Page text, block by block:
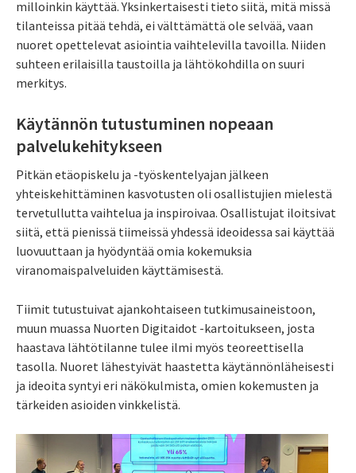
milloinkin käyttää. Yksinkertaisesti tieto siitä, mitä missä
tilanteissa pitää tehdä, ei välttämättä ole selvää, vaan
nuoret opettelevat asiointia vaihtelevilla tavoilla. Niiden
suhteen erilaisilla taustoilla ja lähtökohdilla on suuri
merkitys.
Käytännön tutustuminen nopeaan
palvelukehitykseen
Pitkän etäopiskelu ja -työskentelyajan jälkeen
yhteiskehittäminen kasvotusten oli osallistujien mielestä
tervetullutta vaihtelua ja inspiroivaa. Osallistujat iloitsivat
siitä, että pienissä tiimeissä yhdessä ideoidessa sai käyttää
luovuuttaan ja hyödyntää omia kokemuksia
viranomaispalveluiden käyttämisestä.
Tiimit tutustuivat ajankohtaiseen tutkimusaineistoon,
muun muassa Nuorten Digitaidot -kartoitukseen, josta
haastava lähtötilanne tulee ilmi myös teoreettisella
tasolla. Nuoret lähestyivät haastetta käytännönläheisesti
ja ideoita syntyi eri näkökulmista, omien kokemusten ja
tärkeiden asioiden vinkkelistä.